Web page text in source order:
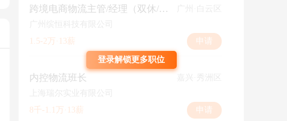
跨境电商物流主管/经理（双休/福利好）
1.5-2万·13薪
申请
内控物流班长
8千-1.1万·13薪
申请
登录解锁更多职位